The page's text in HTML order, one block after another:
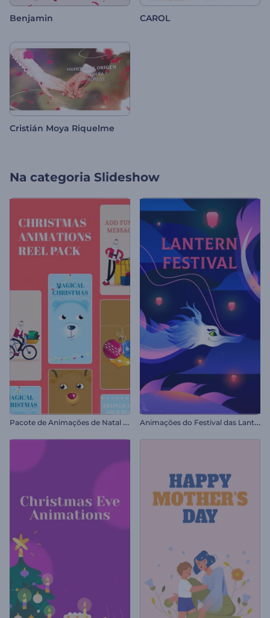
Benjamin CAROL
Cristián Moya Riquelme
Na categoria Slideshow
P
acote de Animações de Natal para Reels A
nimações do Festival das Lanternas